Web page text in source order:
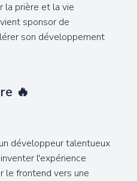
la prière et la vie
sponsor de
son développement
🔥
développeur talentueux
l'expérience
le frontend vers une